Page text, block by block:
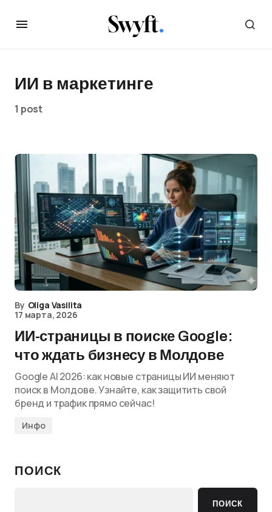
ИИ в маркетинге
1 post
By Oliga Vasilita
17 марта, 2026
ИИ-страницы в поиске Google:
что ждать бизнесу в Молдове
Google AI 2026: как новые страницы ИИ меняют
поиск в Молдове. Узнайте, как защитить свой
бренд и трафик прямо сейчас!
Инфо
ПОИСК
ПОИСК